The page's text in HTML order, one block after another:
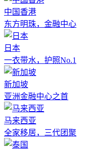
中国香港
东方明珠，金融中心
日本
一衣带水，护照No.1
新加坡
亚洲金融中心之首
马来西亚
全家移居，三代团聚